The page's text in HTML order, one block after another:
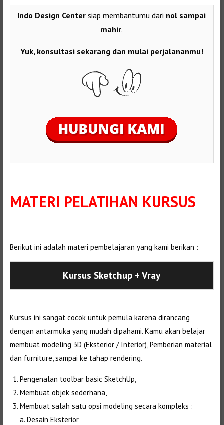
Indo Design Center siap membantumu dari nol sampai
mahir.
Yuk, konsultasi sekarang dan mulai perjalananmu!
MATERI PELATIHAN KURSUS
Berikut ini adalah materi pembelajaran yang kami berikan :
Kursus Sketchup + Vray
Kursus ini sangat cocok untuk pemula karena dirancang
dengan antarmuka yang mudah dipahami. Kamu akan belajar
membuat modeling 3D (Eksterior / Interior), Pemberian material
dan furniture, sampai ke tahap rendering.
Pengenalan toolbar basic SketchUp,
Membuat objek sederhana,
Membuat salah satu opsi modeling secara kompleks :
a. Desain Eksterior